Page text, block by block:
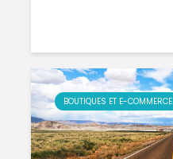
BOUTIQUES ET E-COMMERCE